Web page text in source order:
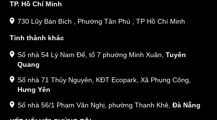
TP. Hồ Chí Minh
730 Lũy Bán Bích , Phường Tân Phú , TP Hồ Chí Minh
Tỉnh thành khác
Số nhà 54 Lý Nam Đế, tổ 7 phường Minh Xuân, Tuyên
Quang
Số nhà 71 Thủy Nguyên, KĐT Ecopark, Xã Phụng Công,
Hưng Yên
Số nhà 56/1 Phạm Văn Nghị, phường Thanh Khê, Đà Nẵng